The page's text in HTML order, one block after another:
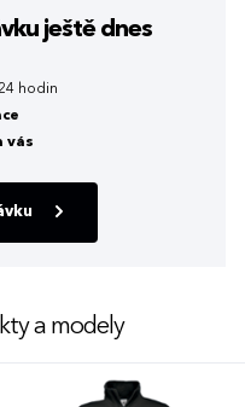
ještě dnes
hodin
vás
a modely